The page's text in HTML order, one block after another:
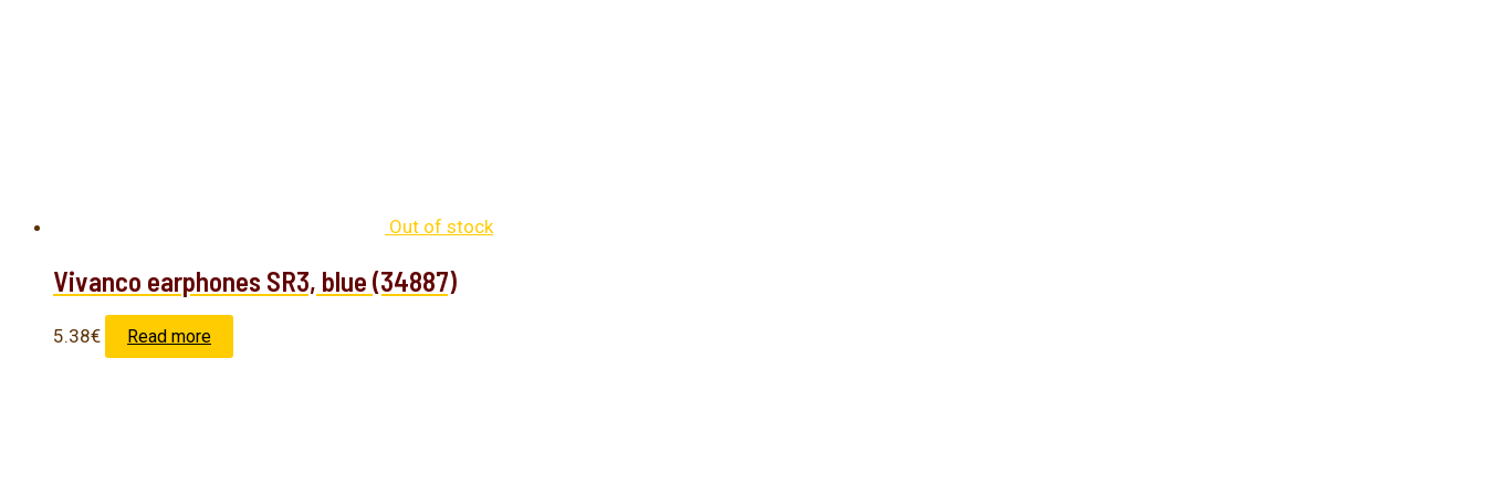
Out of stock
Vivanco earphones SR3, blue (34887)
5.38€ Read more